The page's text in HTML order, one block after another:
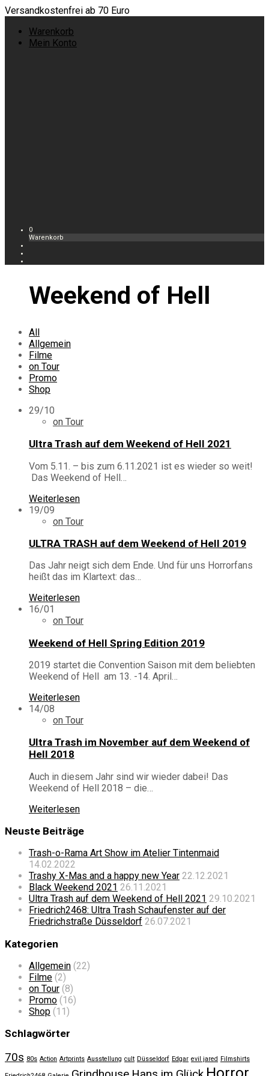
Versandkostenfrei ab 70 Euro
Warenkorb
Mein Konto
0
Warenkorb
Weekend of Hell
All
Allgemein
Filme
on Tour
Promo
Shop
29/10
on Tour
Ultra Trash auf dem Weekend of Hell 2021
Vom 5.11. – bis zum 6.11.2021 ist es wieder so weit!
Das Weekend of Hell…
Weiterlesen
19/09
on Tour
ULTRA TRASH auf dem Weekend of Hell 2019
Das Jahr neigt sich dem Ende. Und für uns Horrorfans
heißt das im Klartext: das…
Weiterlesen
16/01
on Tour
Weekend of Hell Spring Edition 2019
2019 startet die Convention Saison mit dem beliebten
Weekend of Hell am 13. -14. April…
Weiterlesen
14/08
on Tour
Ultra Trash im November auf dem Weekend of
Hell 2018
Auch in diesem Jahr sind wir wieder dabei! Das
Weekend of Hell 2018 – die…
Weiterlesen
Neuste Beiträge
Trash-o-Rama Art Show im Atelier Tintenmaid
14.02.2022
Trashy X-Mas and a happy new Year 22.12.2021
Black Weekend 2021 26.11.2021
Ultra Trash auf dem Weekend of Hell 2021 29.10.2021
Friedrich2468: Ultra Trash Schaufenster auf der
Friedrichstraße Düsseldorf 26.07.2021
Kategorien
Allgemein (22)
Filme (2)
on Tour (8)
Promo (16)
Shop (11)
Schlagwörter
70s 80s Action Artprints Ausstellung cult Düsseldorf Edgar evil jared Filmshirts
Horror